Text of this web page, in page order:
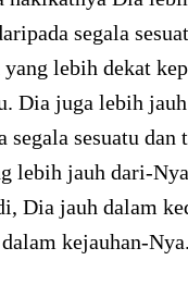
segala
yang lebih dekat
Dia juga lebih
segala sesuatu dan
lebih jauh dari-
Dia jauh dalam
kejauhan-Nya.